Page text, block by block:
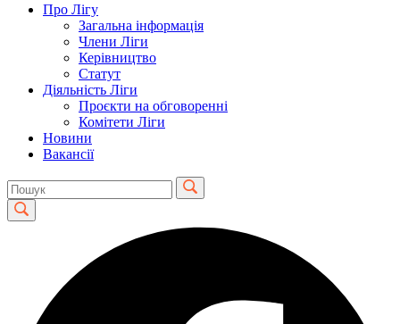
Про Лігу
Загальна інформація
Члени Ліги
Керівництво
Статут
Діяльність Ліги
Проєкти на обговоренні
Комітети Ліги
Новини
Вакансії